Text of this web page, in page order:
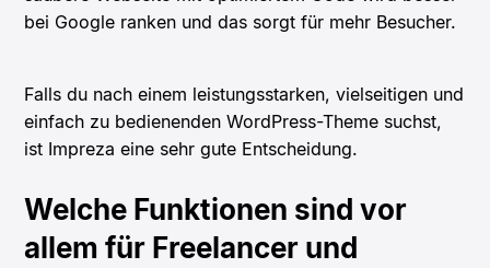
bei Google ranken und das sorgt für mehr Besucher.
Falls du nach einem leistungsstarken, vielseitigen und
einfach zu bedienenden WordPress-Theme suchst,
ist Impreza eine sehr gute Entscheidung.
Welche Funktionen sind vor
allem für Freelancer und